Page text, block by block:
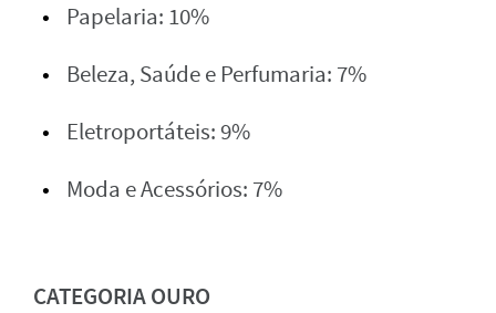
Papelaria: 10%
Beleza, Saúde e Perfumaria: 7%
Eletroportáteis: 9%
Moda e Acessórios: 7%
CATEGORIA OURO